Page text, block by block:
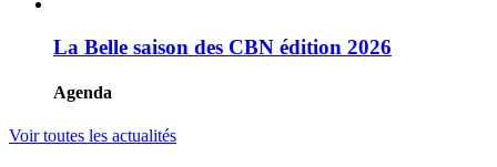
La Belle saison des CBN édition 2026
Agenda
Voir toutes les actualités